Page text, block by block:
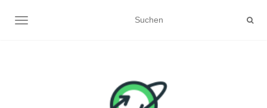
NAVIGATION UMSCHALTEN